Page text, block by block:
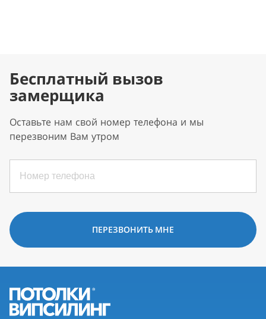
Бесплатный вызов
замерщика
Оставьте нам свой номер телефона и мы
перезвоним Вам утром
ПЕРЕЗВОНИТЬ МНЕ